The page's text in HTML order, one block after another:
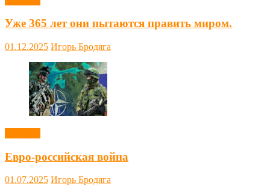
Уже 365 лет они пытаются править миром.
01.12.2025 Игорь Бродяга
Евро-российская война
01.07.2025 Игорь Бродяга